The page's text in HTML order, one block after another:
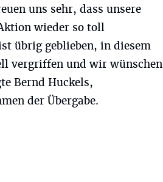
uns sehr, dass unsere
wieder so toll
übrig geblieben, in diesem
vergriffen und wir wünschen
Bernd Huckels,
der Übergabe.